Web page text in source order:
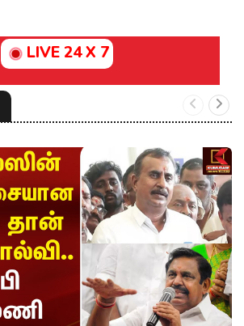
LIVE 24 X 7